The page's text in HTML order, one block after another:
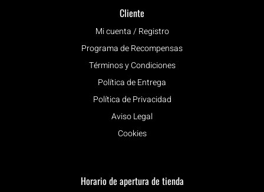
Cliente
Mi cuenta / Registro
Programa de Recompensas
Términos y Condiciones
Política de Entrega
Política de Privacidad
Aviso Legal
Cookies
Horario de apertura de tienda